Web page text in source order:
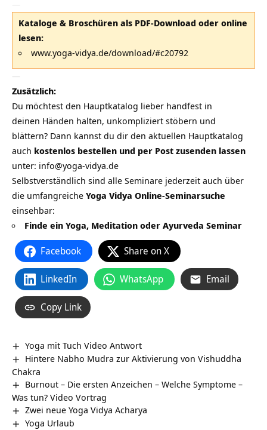
—
Kataloge & Broschüren als PDF-Download oder online
lesen:
www.yoga-vidya.de/download/#c20792
—
Zusätzlich:
Du möchtest den Hauptkatalog lieber handfest in
deinen Händen halten, unkompliziert stöbern und
blättern? Dann kannst du dir den aktuellen Hauptkatalog
auch kostenlos bestellen und per Post zusenden lassen
unter: info@yoga-vidya.de
Selbstverständlich sind alle Seminare jederzeit auch über
die umfangreiche Yoga Vidya Online-Seminarsuche
einsehbar:
Finde ein Yoga, Meditation oder Ayurveda Seminar
Facebook Share on X
LinkedIn WhatsApp Email
Copy Link
Yoga mit Tuch Video Antwort
Hintere Nabho Mudra zur Aktivierung von Vishuddha
Chakra
Burnout – Die ersten Anzeichen – Welche Symptome –
Was tun? Video Vortrag
Zwei neue Yoga Vidya Acharya
Yoga Urlaub